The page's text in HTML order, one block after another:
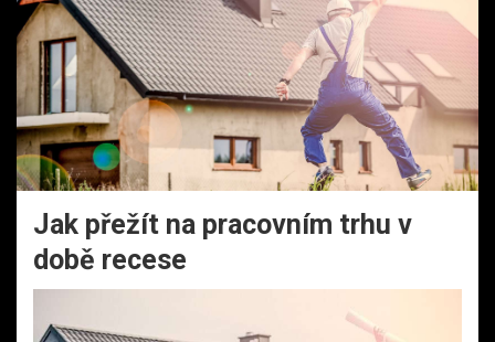
Jak přežít na pracovním trhu v
době recese